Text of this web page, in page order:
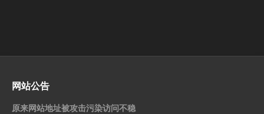
网站公告
原来网站地址被攻击污染访问不稳